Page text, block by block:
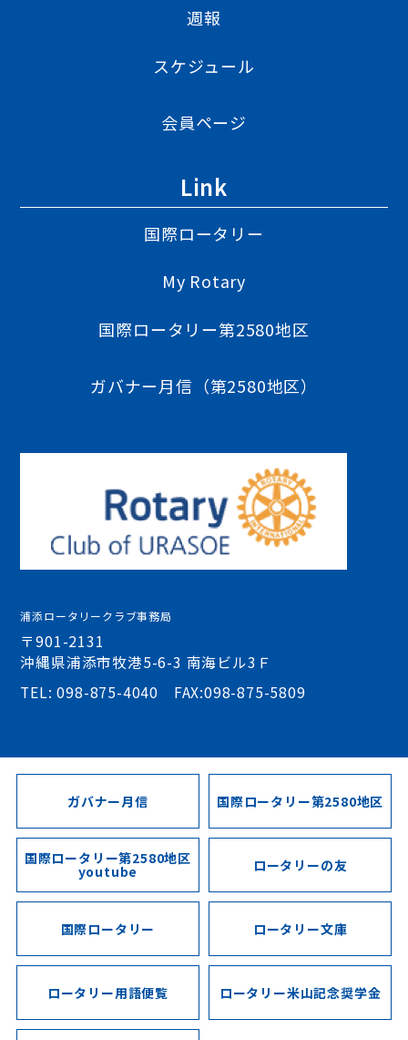
浦添ロータリークラブ事務局
〒901-2131
沖縄県浦添市牧港5-6-3 南海ビル3Ｆ
TEL: 098-875-4040 FAX:098-875-5809
週報
スケジュール
会員ページ
Link
国際ロータリー
My Rotary
国際ロータリー第2580地区
ガバナー月信（第2580地区）
ガバナー月信 国際ロータリー第2580地区
国際ロータリー第2580地区
youtube ロータリーの友
国際ロータリー ロータリー文庫
ロータリー用語便覧 ロータリー米山記念奨学金